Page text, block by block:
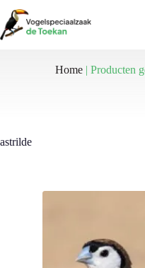
naar
de
inhoud
Home |Producten
astrilde